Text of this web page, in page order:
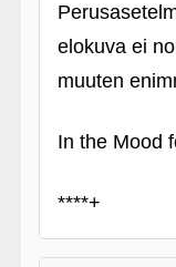
elokuva ei
muuten
In the Mood
****+